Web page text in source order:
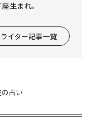
生まれ。
ライター記事一覧
占い